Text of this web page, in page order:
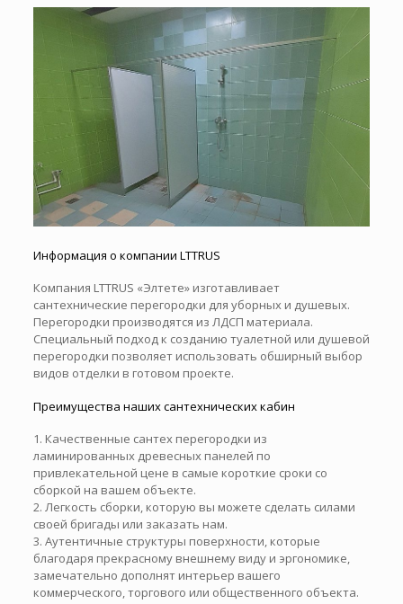
Информация о компании LTTRUS
Компания LTTRUS «Элтете» изготавливает
сантехнические перегородки для уборных и душевых.
Перегородки производятся из ЛДСП материала.
Специальный подход к созданию туалетной или душевой
перегородки позволяет использовать обширный выбор
видов отделки в готовом проекте.
Преимущества наших сантехнических кабин
1. Качественные сантех перегородки из
ламинированных древесных панелей по
привлекательной цене в самые короткие сроки со
сборкой на вашем объекте.
2. Легкость сборки, которую вы можете сделать силами
своей бригады или заказать нам.
3. Аутентичные структуры поверхности, которые
благодаря прекрасному внешнему виду и эргономике,
замечательно дополнят интерьер вашего
коммерческого, торгового или общественного объекта.